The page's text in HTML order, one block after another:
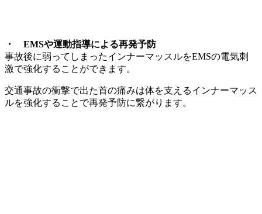
・ EMSや運動指導による再発予防
事故後に弱ってしまったインナーマッスルをEMSの電気刺
激で強化することができます。
交通事故の衝撃で出た首の痛みは体を支えるインナーマッス
ルを強化することで再発予防に繋がります。